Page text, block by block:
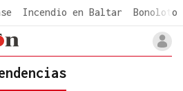
Incendio en Baltar Bonoloto